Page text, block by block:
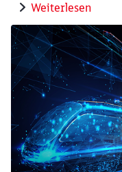
Weiterlesen
Möchten
werden?